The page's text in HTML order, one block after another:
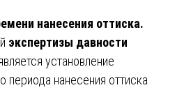
нанесения оттиска.
экспертизы давности
установление
периода нанесения оттиска